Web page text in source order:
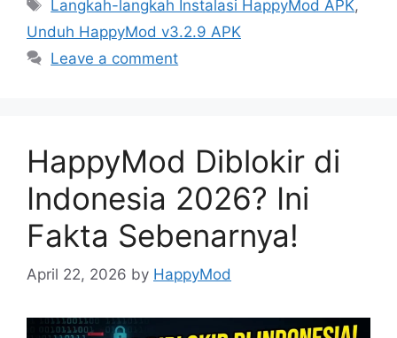
Langkah-langkah Instalasi HappyMod APK,
Unduh HappyMod v3.2.9 APK
Leave a comment
HappyMod Diblokir di
Indonesia 2026? Ini
Fakta Sebenarnya!
April 22, 2026 by HappyMod